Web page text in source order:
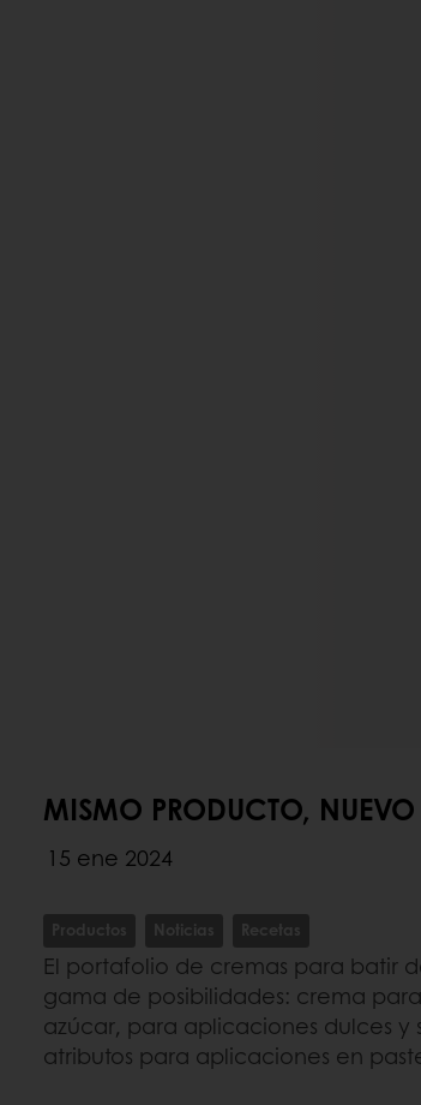
MISMO PRODUCTO, NUEVO
15 ene 2024
Productos Noticias Recetas
El portafolio de cremas para batir
gama de posibilidades: crema
azúcar, para aplicaciones dulces y
atributos para aplicaciones en